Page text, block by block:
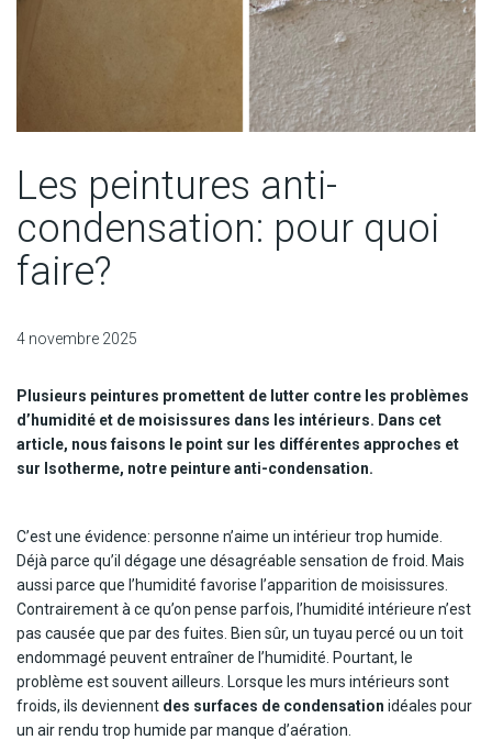
Les peintures anti-
condensation: pour quoi
faire?
4 novembre 2025
Plusieurs peintures promettent de lutter contre les problèmes
d’humidité et de moisissures dans les intérieurs. Dans cet
article, nous faisons le point sur les différentes approches et
sur Isotherme, notre peinture anti-condensation.
C’est une évidence: personne n’aime un intérieur trop humide.
Déjà parce qu’il dégage une désagréable sensation de froid. Mais
aussi parce que l’humidité favorise l’apparition de moisissures.
Contrairement à ce qu’on pense parfois, l’humidité intérieure n’est
pas causée que par des fuites. Bien sûr, un tuyau percé ou un toit
endommagé peuvent entraîner de l’humidité. Pourtant, le
problème est souvent ailleurs. Lorsque les murs intérieurs sont
froids, ils deviennent des surfaces de condensation idéales pour
un air rendu trop humide par manque d’aération.